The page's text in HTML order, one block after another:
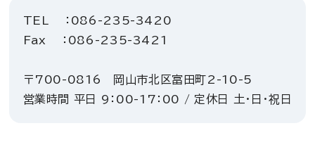
TEL ：086-235-3420
Fax ：086-235-3421
〒700-0816 岡山市北区富田町2-10-5
営業時間 平日 9：00-17：00 / 定休日 土・日・祝日